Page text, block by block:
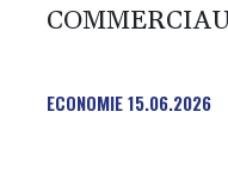
ECONOMIE15.06.2026